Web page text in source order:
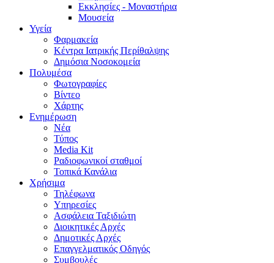
Εκκλησίες - Μοναστήρια
Μουσεία
Υγεία
Φαρμακεία
Κέντρα Ιατρικής Περίθαλψης
Δημόσια Νοσοκομεία
Πολυμέσα
Φωτογραφίες
Bίντεο
Χάρτης
Ενημέρωση
Νέα
Τύπος
Media Kit
Ραδιοφωνικοί σταθμοί
Τοπικά Κανάλια
Χρήσιμα
Τηλέφωνα
Υπηρεσίες
Ασφάλεια Ταξιδιώτη
Διοικητικές Αρχές
Δημοτικές Αρχές
Επαγγελματικός Οδηγός
Συμβουλές